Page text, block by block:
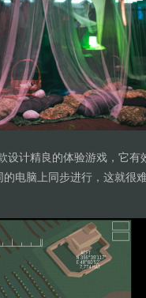
设计精良的体验游戏，它有
电脑上同步进行，这就很